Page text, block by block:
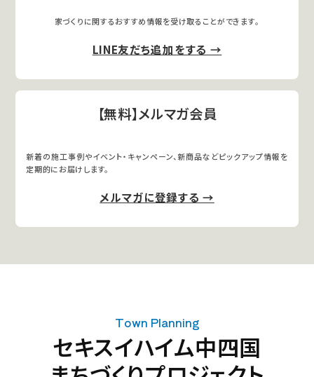
家づくりに関するおすすめ情報を受け取ることができます。
LINE友だち追加をする →
【無料】メルマガ会員
新着の施工事例やイベント・キャンペーン、新商品などピックアップ情報を
定期的にお届けします。
メルマガに登録する →
Town Planning
セキスイハイム中四国